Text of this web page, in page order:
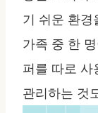
기 쉬운 환경
가족 중 한
퍼를 따로 사
관리하는 것